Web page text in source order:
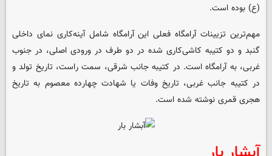
(ع) بوده است.
مهم‌ترین تزیینات آرامگاه فعلی این آرامگاه شامل آینه‌کاری نمای داخلی
گنبد و دو کتیبه کاشی‌کاری شده در دو طرف در ورودی اصلی، در جنوب
غربی، به آرامگاه است. در کتیبه جانب شرقی، سمت راست، تاریخ تولد و
در کتیبه جانب غربی، تاریخ وفات یا شهادت چهارده معصوم به تاریخ
هجری قمری نوشته شده است.